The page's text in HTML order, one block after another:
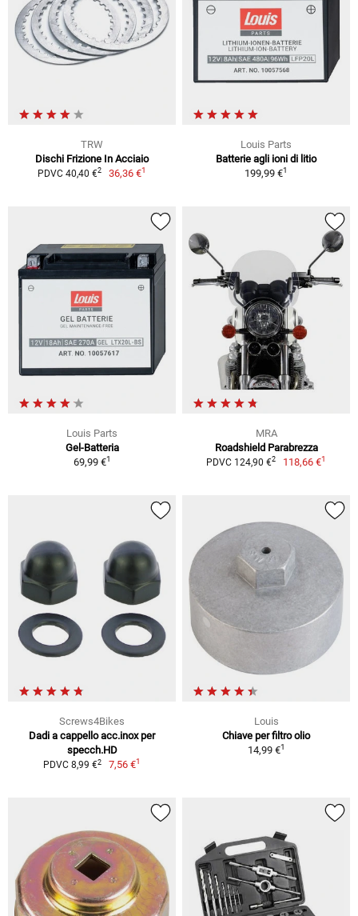
TRW
Dischi Frizione In Acciaio
PDVC 40,40 €2 36,36 €1
Louis Parts
Batterie agli ioni di litio
199,99 €1
Louis Parts
Gel-Batteria
69,99 €1
MRA
Roadshield Parabrezza
PDVC 124,90 €2 118,66 €1
Screws4Bikes
Dadi a cappello acc.inox per
specch.HD
PDVC 8,99 €2 7,56 €1
Louis
Chiave per filtro olio
14,99 €1